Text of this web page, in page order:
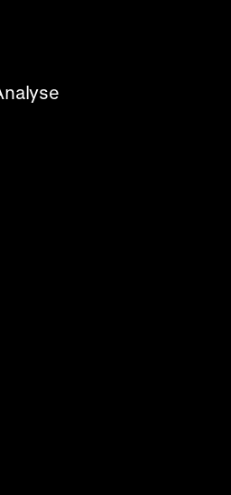
Satz aus Tschechows
bin allein wie der Wind auf den
vermerkt.
ersten Vorstellung